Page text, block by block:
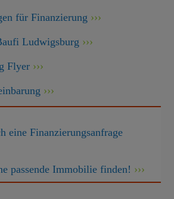
für Finanzierung
Ludwigsburg
Flyer
eine Finanzierungsanfrage
passende Immobilie finden!